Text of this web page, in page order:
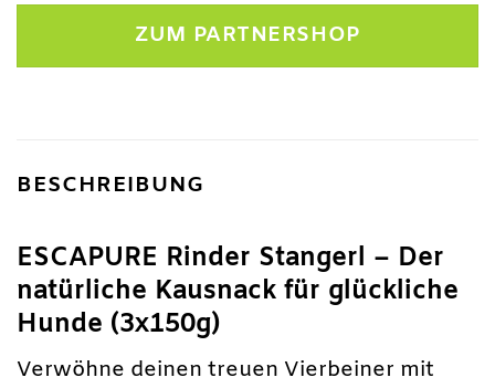
war:
18,57 €
ist:
18,49 €.
ZUM PARTNERSHOP
BESCHREIBUNG
ESCAPURE Rinder Stangerl – Der
natürliche Kausnack für glückliche
Hunde (3x150g)
Verwöhne deinen treuen Vierbeiner mit